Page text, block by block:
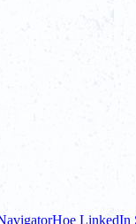
Hoe LinkedIn